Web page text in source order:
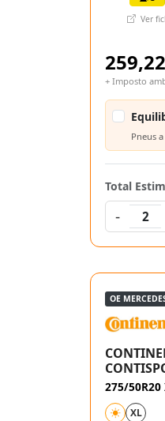
Ver
+ Imposto
Pneus
Total
-
2
OE
275/50R20
XL